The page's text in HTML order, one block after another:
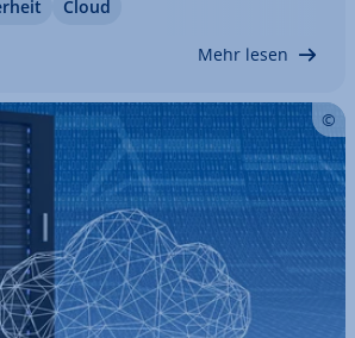
Disaster Recovery (Cloud
Cloud
Mehr lesen